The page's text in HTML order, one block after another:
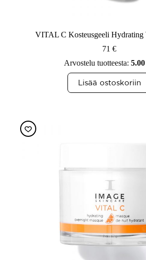
VITAL C Kosteusgeeli Hydrating
71€
Arvostelu tuotteesta: 5.00
Lisää ostoskoriin